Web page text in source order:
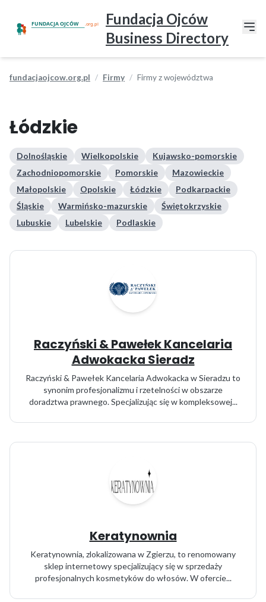
Fundacja Ojców
Business Directory
fundacjaojcow.org.pl Firmy Firmy z województwa
Łódzkie
Dolnośląskie Wielkopolskie
Kujawsko-pomorskie
Zachodniopomorskie
Pomorskie
Mazowieckie
Małopolskie
Opolskie Łódzkie
Podkarpackie
Śląskie
Warmińsko-mazurskie
Świętokrzyskie
Lubuskie
Lubelskie Podlaskie
Raczyński & Pawełek Kancelaria
Adwokacka Sieradz
Raczyński & Pawełek Kancelaria Adwokacka w Sieradzu to
synonim profesjonalizmu i rzetelności w obszarze
doradztwa prawnego. Specjalizując się w kompleksowej...
Keratynownia
Keratynownia, zlokalizowana w Zgierzu, to renomowany
sklep internetowy specjalizujący się w sprzedaży
profesjonalnych kosmetyków do włosów. W ofercie...